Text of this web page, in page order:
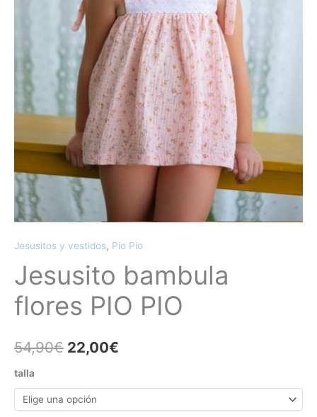
Jesusitos y vestidos, Pio Pio
Jesusito bambula
flores PIO PIO
54,90€ 22,00€
talla